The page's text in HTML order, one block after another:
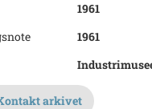
1961
1961
arkivet